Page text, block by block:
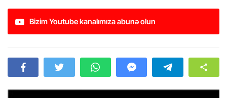
Bizim Youtube kanalımıza abunə olun